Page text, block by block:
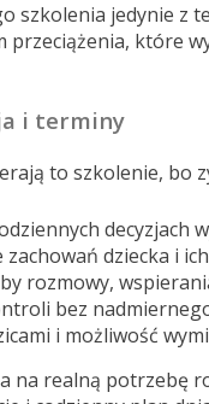
szkolenia jedynie z
przeciążenia, które
i terminy
to szkolenie, bo
decyzjach
dziecka i
rozmowy,
bez
i możliwość
na realną potrzebę